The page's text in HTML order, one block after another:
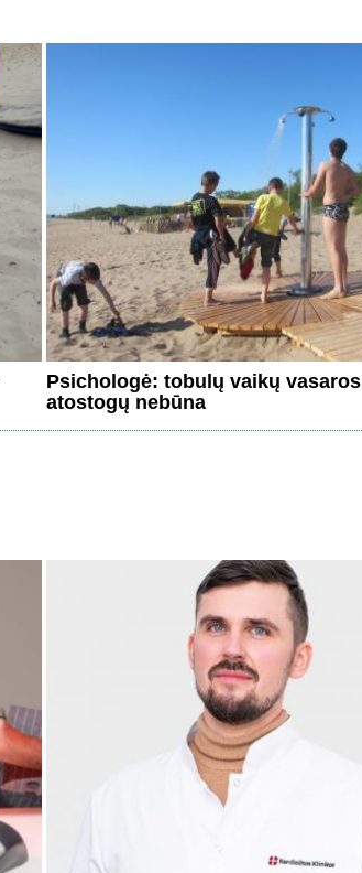
Psichologė: tobulų vaikų vasaros
atostogų nebūna